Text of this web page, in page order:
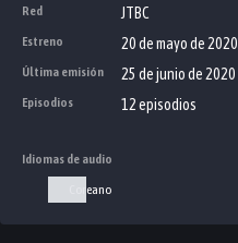
Red JTBC
Estreno 20 de mayo de 2020
Última emisión 25 de junio de 2020
Episodios 12 episodios
Idiomas de audio
Coreano